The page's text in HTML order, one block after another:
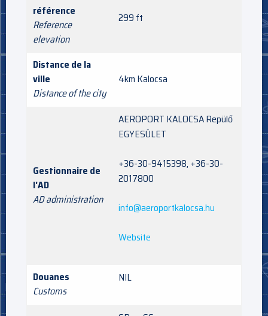
référence
Reference
elevation
299 ft
Distance de la
ville
Distance of the city
4km Kalocsa
Gestionnaire de
l'AD
AD administration
AEROPORT KALOCSA Repülő
EGYESÜLET
+36-30-9415398, +36-30-
2017800
info@aeroportkalocsa.hu
Website
Douanes
Customs
NIL